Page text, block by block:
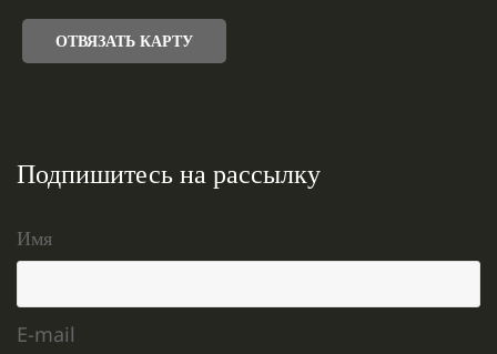
ОТВЯЗАТЬ КАРТУ
Подпишитесь на рассылку
Имя
E-mail